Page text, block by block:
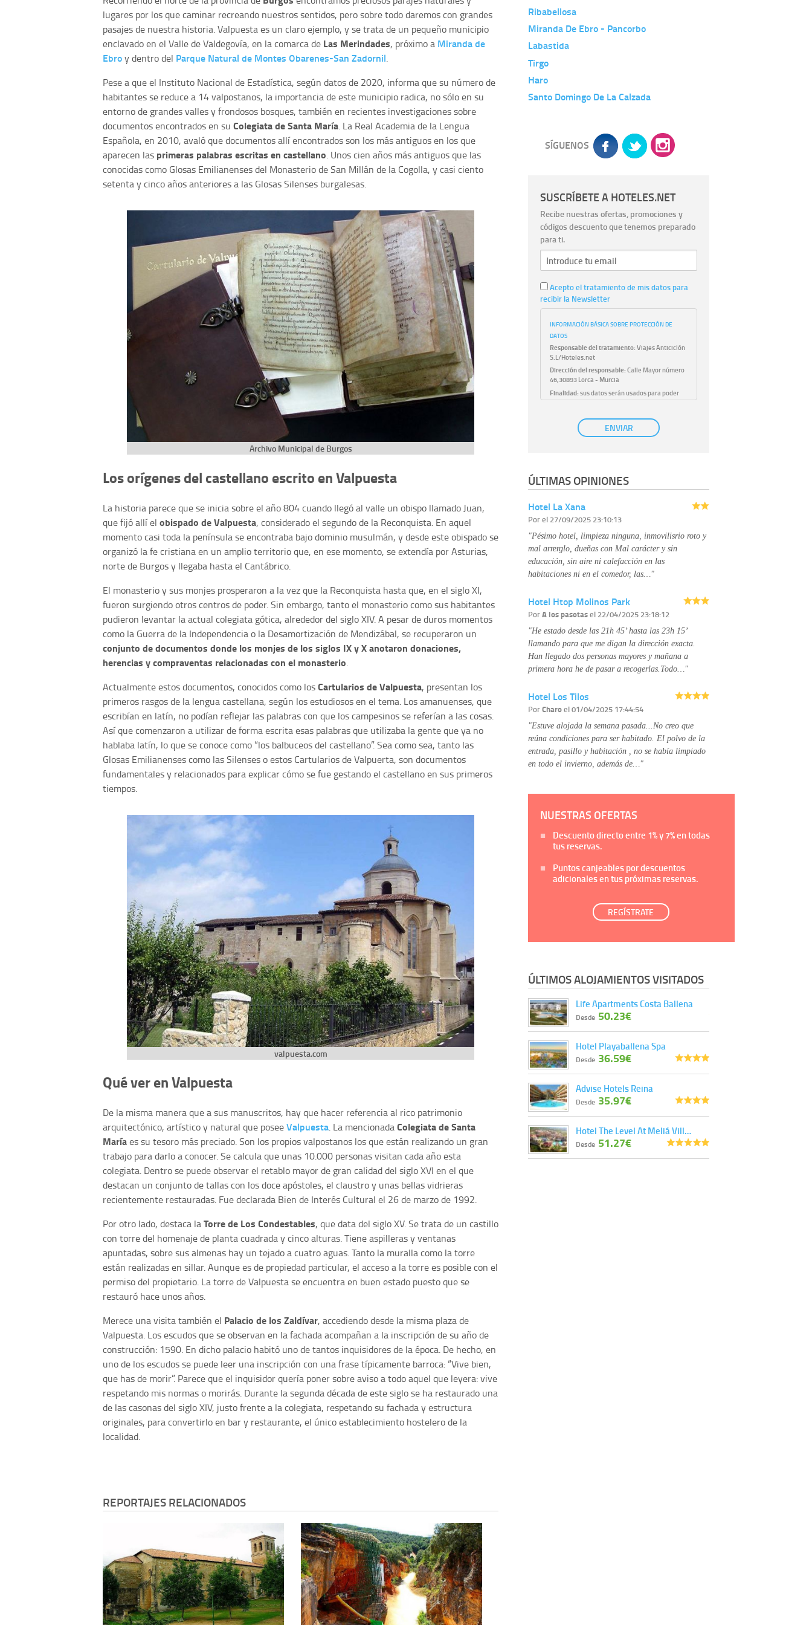
lugares por los que caminar recreando nuestros sentidos, pero sobre todo daremos con grandes
pasajes de nuestra historia. Valpuesta es un claro ejemplo, y se trata de un pequeño municipio
enclavado en el Valle de Valdegovía, en la comarca de Las Merindades, próximo a Miranda de
Ebroy dentro del Parque Natural de Montes Obarenes-San Zadornil.
Pese a que el Instituto Nacional de Estadística, según datos de 2020, informa que su número de
habitantes se reduce a 14 valpostanos, la importancia de este municipio radica, no sólo en su
entorno de grandes valles y frondosos bosques, también en recientes investigaciones sobre
documentos encontrados en su Colegiata de Santa María. La Real Academia de la Lengua
Española, en 2010, avaló que documentos allí encontrados son los más antiguos en los que
aparecen las primeras palabras escritas en castellano. Unos cien años más antiguos que las
conocidas como Glosas Emilianenses del Monasterio de San Millán de la Cogolla, y casi ciento
setenta y cinco años anteriores a las Glosas Silenses burgalesas.
Archivo Municipal de Burgos
Los orígenes del castellano escrito en Valpuesta
La historia parece que se inicia sobre el año 804 cuando llegó al valle un obispo llamado Juan,
que fijó allí el obispado de Valpuesta, considerado el segundo de la Reconquista. En aquel
momento casi toda la península se encontraba bajo dominio musulmán, y desde este obispado se
organizó la fe cristiana en un amplio territorio que, en ese momento, se extendía por Asturias,
norte de Burgos y llegaba hasta el Cantábrico.
El monasterio y sus monjes prosperaron a la vez que la Reconquista hasta que, en el siglo XI,
fueron surgiendo otros centros de poder. Sin embargo, tanto el monasterio como sus habitantes
pudieron levantar la actual colegiata gótica, alrededor del siglo XIV. A pesar de duros momentos
como la Guerra de la Independencia o la Desamortización de Mendizábal, se recuperaron un
conjunto de documentos donde los monjes de los siglos IX y X anotaron donaciones,
herencias y compraventas relacionadas con el monasterio.
Actualmente estos documentos, conocidos como losCartularios de Valpuesta, presentan los
primeros rasgos de la lengua castellana, según los estudiosos en el tema. Los amanuenses, que
escribían en latín, no podían reflejar las palabras con que los campesinos se referían a las cosas.
Así que comenzaron a utilizar de forma escrita esas palabras que utilizaba la gente que ya no
hablaba latín, lo que se conoce como “los balbuceos del castellano”. Sea como sea, tanto las
Glosas Emilianenses como las Silenses o estos Cartularios de Valpuerta, son documentos
fundamentales y relacionados para explicar cómo se fue gestando el castellano en sus primeros
tiempos.
valpuesta.com
Qué ver en Valpuesta
De la misma manera que a sus manuscritos, hay que hacer referencia al rico patrimonio
arquitectónico, artístico y natural que poseeValpuesta. La mencionadaColegiata de Santa
Maríaes su tesoro más preciado. Son los propios valpostanos los que están realizando un gran
trabajo para darlo a conocer. Se calcula que unas 10.000 personas visitan cada año esta
colegiata. Dentro se puede observar el retablo mayor de gran calidad del siglo XVI en el que
destacan un conjunto de tallas con los doce apóstoles, el claustro y unas bellas vidrieras
recientemente restauradas. Fue declarada Bien de Interés Cultural el 26 de marzo de 1992.
Por otro lado, destaca laTorre de Los Condestables, que data del siglo XV. Se trata de un castillo
con torre del homenaje de planta cuadrada y cinco alturas. Tiene aspilleras y ventanas
apuntadas, sobre sus almenas hay un tejado a cuatro aguas. Tanto la muralla como la torre
están realizadas en sillar. Aunque es de propiedad particular, el acceso a la torre es posible con el
permiso del propietario. La torre de Valpuesta se encuentra en buen estado puesto que se
restauró hace unos años.
Merece una visita también el Palacio de los Zaldívar, accediendo desde la misma plaza de
Valpuesta. Los escudos que se observan en la fachada acompañan a la inscripción de su año de
construcción: 1590. En dicho palacio habitó uno de tantos inquisidores de la época. De hecho, en
uno de los escudos se puede leer una inscripción con una frase típicamente barroca: “Vive bien,
que has de morir”. Parece que el inquisidor quería poner sobre aviso a todo aquel que leyera: vive
respetando mis normas o morirás. Durante la segunda década de este siglo se ha restaurado una
de las casonas del siglo XIV, justo frente a la colegiata, respetando su fachada y estructura
originales, para convertirlo en bar y restaurante, el único establecimiento hostelero de la
localidad.
REPORTAJES RELACIONADOS
Ribabellosa
Miranda De Ebro - Pancorbo
Labastida
Tirgo
Haro
Santo Domingo De La Calzada
SÍGUENOS
SUSCRÍBETE A HOTELES.NET
Recibe nuestras ofertas, promociones y
códigos descuento que tenemos preparado
para ti.
Acepto el tratamiento de mis datos para
recibir la Newsletter
INFORMACIÓN BÁSICA SOBRE PROTECCIÓN DE
DATOS
Responsable del tratamiento:Viajes Anticiclón
S.L/Hoteles.net
Dirección del responsable:Calle Mayor número
46,30893 Lorca - Murcia
Finalidad:sus datos serán usados para poder
atender sus solicitudes y prestarle nuestros
Publicidad: solo le enviaremos publicidad con su
autorización previa, que podrá facilitarnos
con su consentimiento previo, que podrá
facilitarnos mediante la casilla correspondiente
Destinatarios:
personal de nuestra entidad que esté
conocimiento de la información que le pedimos.
No se comunicarán datos a terceros.
Derechos: tiene derecho a saber qué
información tenemos sobre usted, corregirla y
eliminarla, tal y como se explica en la
página web.
Información complementaria:Puede consultar
tratamos sus datos en lapolítica de privacidad
ENVIAR
ÚLTIMAS OPINIONES
Hotel La Xana
Porel 27/09/2025 23:10:13
"Pésimo hotel, limpieza ninguna, inmovilisrio roto y
mal arrerglo, dueñas con Mal carácter y sin
educación, sin aire ni calefacción en las
habitaciones ni en el comedor, las…"
Hotel Htop Molinos Park
PorA los pasotasel 22/04/2025 23:18:12
"He estado desde las 21h 45’ hasta las 23h 15’
llamando para que me digan la dirección exacta.
Han llegado dos personas mayores y mañana a
primera hora he de pasar a recogerlas.Todo…"
Hotel Los Tilos
PorCharoel 01/04/2025 17:44:54
"Estuve alojada la semana pasada...No creo que
reúna condiciones para ser habitado. El polvo de la
entrada, pasillo y habitación , no se había limpiado
en todo el invierno, además de…"
NUESTRAS OFERTAS
Descuento directo entre 1%y7%en todas
tus reservas.
Puntos canjeables por descuentos
adicionales en tus próximas reservas.
REGÍSTRATE
ÚLTIMOS ALOJAMIENTOS VISITADOS
Life Apartments Costa Ballena
Desde 50.23€
Hotel Playaballena Spa
Desde 36.59€
Advise Hotels Reina
Desde 35.97€
Hotel The Level At Meliá Vill…
Desde 51.27€